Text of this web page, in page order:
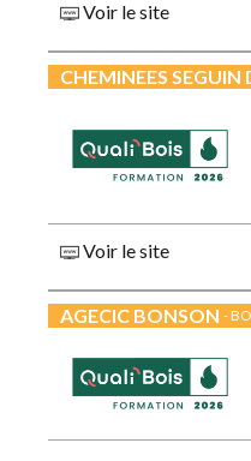
Voir le site
CHEMINEES SEGUIN
Voir le site
AGECIC BONSON -